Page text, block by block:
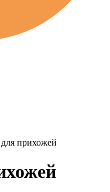
прихожей